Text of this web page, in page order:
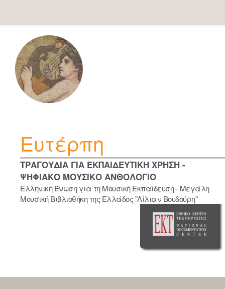
navigation
Ευτέρπη
ΤΡΑΓΟΥΔΙΑ ΓΙΑ ΕΚΠΑΙΔΕΥΤΙΚΗ ΧΡΗΣΗ -
ΨΗΦΙΑΚΟ ΜΟΥΣΙΚΟ ΑΝΘΟΛΟΓΙΟ
Ελληνική Ένωση για τη Μουσική Εκπαίδευση - Μεγάλη
Μουσική Βιβλιοθήκη της Ελλάδος "Λίλιαν Βουδούρη"